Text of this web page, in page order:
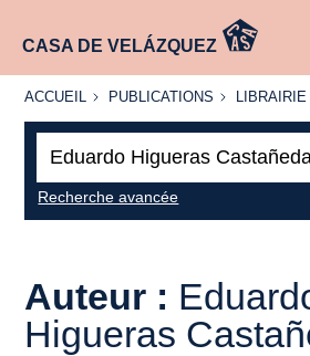
CASA DE VELÁZQUEZ
ACCUEIL
ACCUEIL PUBLICATIONS
PUBLICATIONS
LIBRAIRIE
Recherche avancée
Auteur :
Higueras